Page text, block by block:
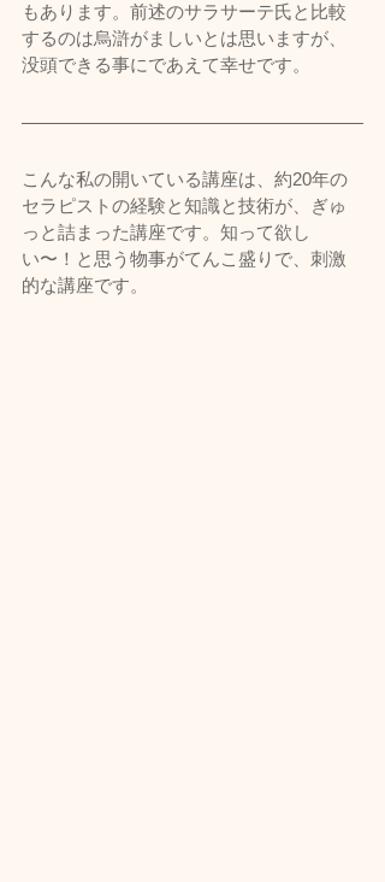
もあります。前述のサラサーテ氏と比較
するのは烏滸がましいとは思いますが、
没頭できる事にであえて幸せです。
こんな私の開いている講座は、約20年の
セラピストの経験と知識と技術が、ぎゅ
っと詰まった講座です。知って欲し
い〜！と思う物事がてんこ盛りで、刺激
的な講座です。